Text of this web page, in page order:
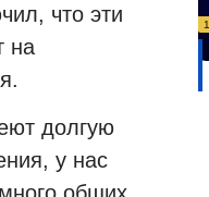
что эти
на
долгую
у нас